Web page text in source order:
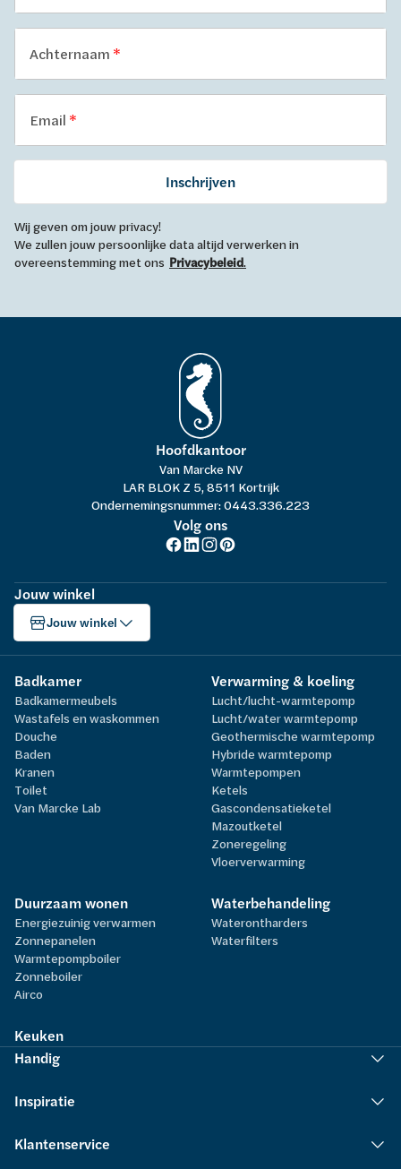
Achternaam
Email
Inschrijven
Wij geven om jouw privacy!
We zullen jouw persoonlijke data altijd verwerken in
overeenstemming met ons Privacybeleid.
Hoofdkantoor
Van Marcke NV
LAR BLOK Z 5, 8511 Kortrijk
Ondernemingsnummer: 0443.336.223
Volg ons
Jouw winkel
Jouw winkel
Badkamer
Badkamermeubels
Wastafels en waskommen
Douche
Baden
Kranen
Toilet
Van Marcke Lab
Verwarming & koeling
Lucht/lucht-warmtepomp
Lucht/water warmtepomp
Geothermische warmtepomp
Hybride warmtepomp
Warmtepompen
Ketels
Gascondensatieketel
Mazoutketel
Zoneregeling
Vloerverwarming
Duurzaam wonen
Energiezuinig verwarmen
Zonnepanelen
Warmtepompboiler
Zonneboiler
Airco
Waterbehandeling
Waterontharders
Waterfilters
Keuken
Handig
Inspiratie
Klantenservice